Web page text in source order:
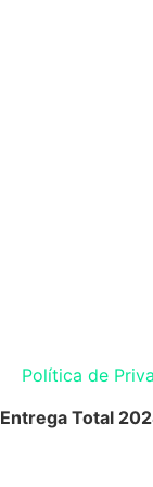
Política de
Entrega Total